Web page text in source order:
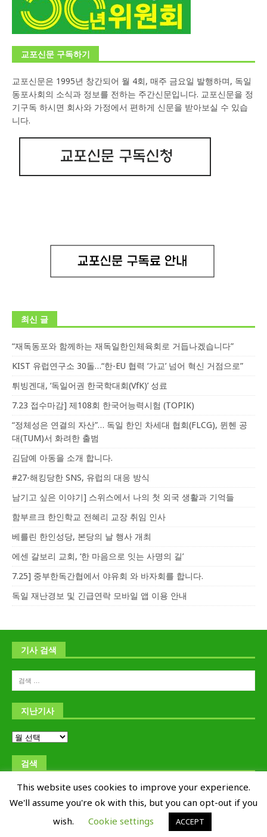
교포신문 구독하기
교포신문은 1995년 창간되어 월 4회, 매주 금요일 발행하며, 독일
동포사회의 소식과 정보를 전하는 주간신문입니다. 교포신문을 정
기구독 하시면 회사와 가정에서 편하게 신문을 받아보실 수 있습
니다.
최신 글
“재독동포와 함께하는 재독일한인체육회로 거듭나겠습니다”
KIST 유럽연구소 30돌…“한-EU 협력 ‘가교’ 넘어 혁신 거점으로”
튀빙겐대, ‘독일어권 한국학대회(VfK)’ 성료
7.23 접수마감] 제108회 한국어능력시험 (TOPIK)
“정체성은 연결의 자산”… 독일 한인 차세대 협회(FLCG), 뮌헨 공
대(TUM)서 화려한 출범
김담예 아동을 소개 합니다.
#27-해킹당한 SNS, 유럽의 대응 방식
남기고 싶은 이야기] 스위스에서 나의 첫 외국 생활과 기억들
함부르크 한인학교 전혜리 교장 취임 인사
베를린 한인성당, 본당의 날 행사 개최
에센 갈보리 교회, ‘한 마음으로 잇는 사명의 길’
7.25] 중부한독간협에서 야유회 와 바자회를 합니다.
독일 재난경보 및 긴급연락 모바일 앱 이용 안내
기사 검색
지난기사
검색
Copyright © 교포신문 Kyoposhinmun 1995-2019
This website uses cookies to improve your experience.
We'll assume you're ok with this, but you can opt-out if you
wish.
Cookie settings ACCEPT